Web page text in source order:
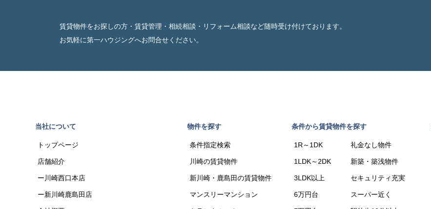
賃貸物件をお探しの方・賃貸管理・相続相談・リフォーム相談など随時受け付けております。
お気軽に第一ハウジングへお問合せください。
当社について
トップページ
店舗紹介
ー川崎西口本店
ー新川崎鹿島田店
物件を探す
条件指定検索
川崎の賃貸物件
新川崎・鹿島田の賃貸物件
マンスリーマンション
条件から賃貸物件を探す
1R～1DK
1LDK～2DK
3LDK以上
6万円台
礼金なし物件
新築・築浅物件
セキュリティ充実
スーパー近く